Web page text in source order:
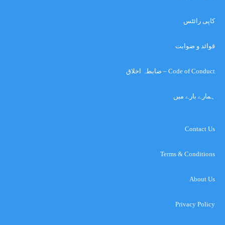
کاپی رائٹس
قوائد و ضوابت
Code of Conduct – ضابطہ اخلاق
ہمارے بارے میں
Contact Us
Terms & Conditions
About Us
Privacy Policy